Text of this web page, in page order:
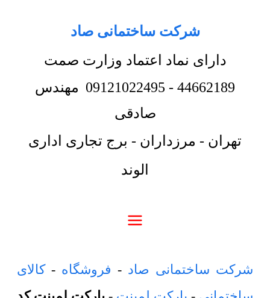
شرکت ساختمانی صاد
دارای نماد اعتماد وزارت صمت
44662189
-
09121022495 مهندس
صادقی
تهران - مرزداران - برج تجاری اداری
الوند
شرکت ساختمانی صاد - فروشگاه -کالای